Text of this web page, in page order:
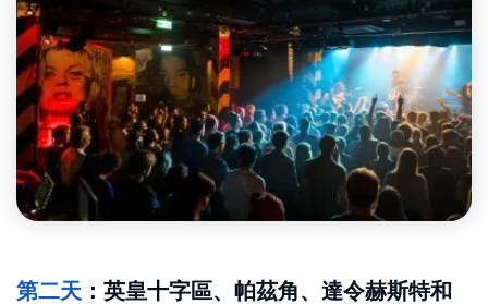
第二天 ：英皇十字區、帕茲角、達令赫斯特和